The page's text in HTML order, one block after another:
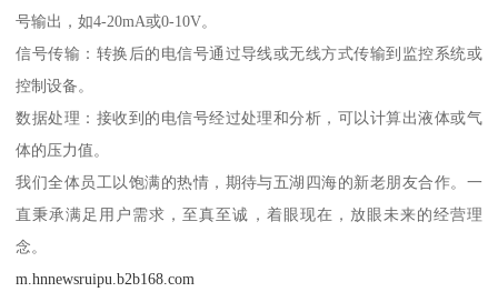
号输出，如4-20mA或0-10V。
信号传输：转换后的电信号通过导线或无线方式传输到监控系统或
控制设备。
数据处理：接收到的电信号经过处理和分析，可以计算出液体或气
体的压力值。
我们全体员工以饱满的热情，期待与五湖四海的新老朋友合作。一
直秉承满足用户需求，至真至诚，着眼现在，放眼未来的经营理
念。
m.hnnewsruipu.b2b168.com